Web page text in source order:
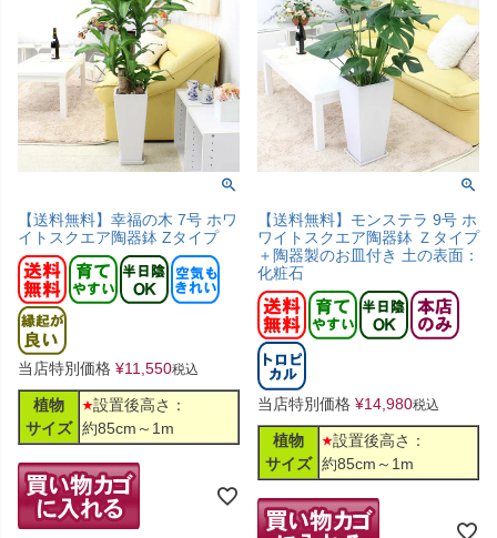
【送料無料】幸福の木 7号 ホワ
イトスクエア陶器鉢 Zタイプ
当店特別価格 ¥11,550税込
植物
サイズ
設置後高さ：
約85cm～1m
【送料無料】モンステラ 9号 ホ
ワイトスクエア陶器鉢 Ｚタイプ
＋陶器製のお皿付き 土の表面：
化粧石
当店特別価格 ¥14,980税込
植物
サイズ
設置後高さ：
約85cm～1m